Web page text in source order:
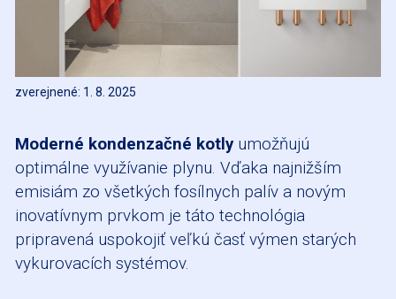
zverejnené: 1. 8. 2025
Moderné kondenzačné kotlyumožňujú
optimálne využívanie plynu. Vďaka najnižším
emisiám zo všetkých fosílnych palív a novým
inovatívnym prvkom je táto technológia
pripravená uspokojiť veľkú časť výmen starých
vykurovacích systémov.